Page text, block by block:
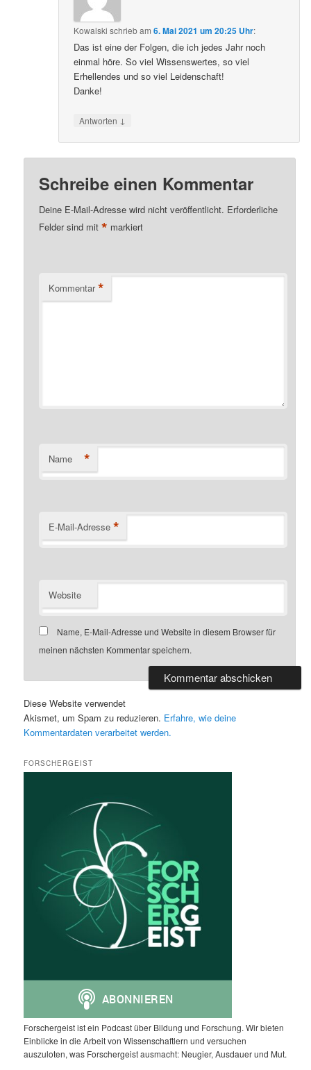
Kowalski schriebam6. Mai 2021 um 20:25 Uhr:
Das ist eine der Folgen, die ich jedes Jahr noch
einmal höre. So viel Wissenswertes, so viel
Erhellendes und so viel Leidenschaft!
Danke!
Antworten ↓
Schreibe einen Kommentar
Deine E-Mail-Adresse wird nicht veröffentlicht. Erforderliche
Felder sind mit* markiert
Kommentar *
Name *
E-Mail-Adresse *
Website
Name, E-Mail-Adresse und Website in diesem Browser für
meinen nächsten Kommentar speichern.
Diese Website verwendet
Akismet, um Spam zu reduzieren. Erfahre, wie deine
Kommentardaten verarbeitet werden.
FORSCHERGEIST
Forschergeist ist ein Podcast über Bildung und Forschung. Wir bieten
Einblicke in die Arbeit von Wissenschaftlern und versuchen
auszuloten, was Forschergeist ausmacht: Neugier, Ausdauer und Mut.